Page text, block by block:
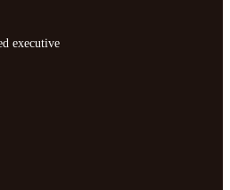
executive